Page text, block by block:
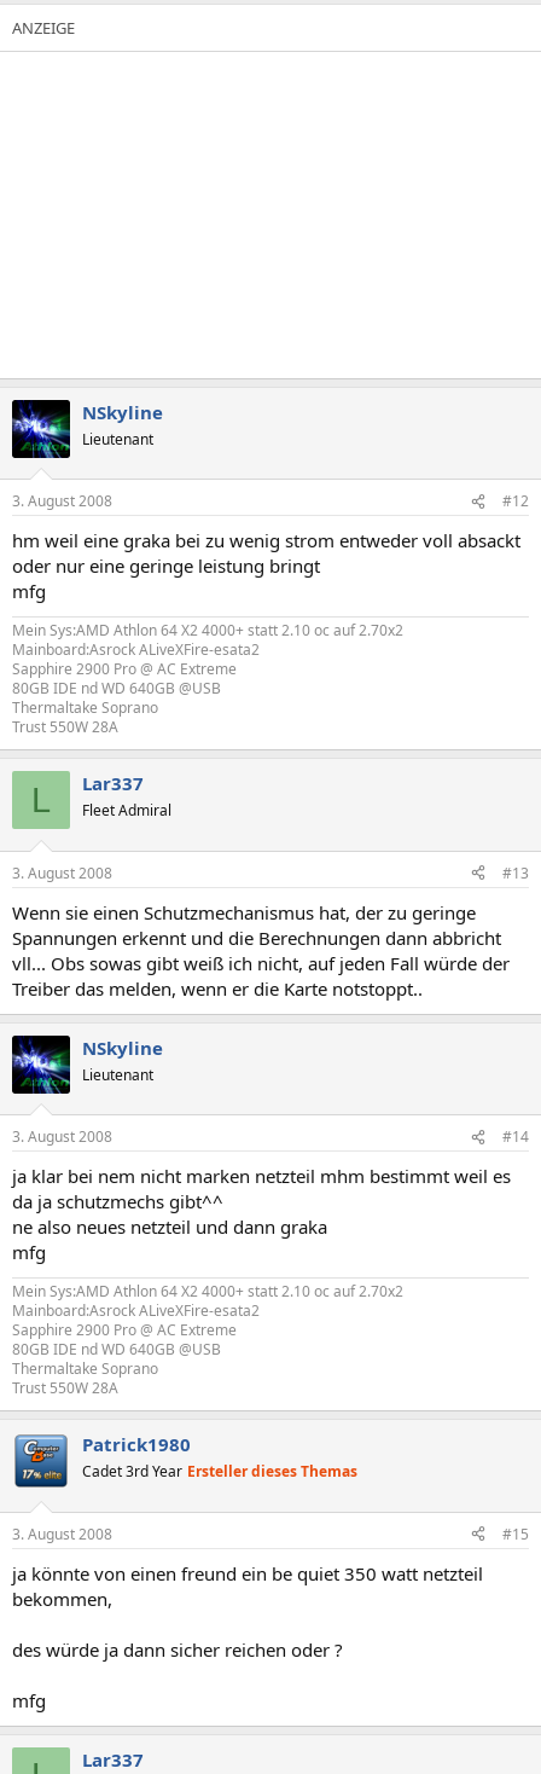
NSkyline
Lieutenant
3. August 2008 #12
hm weil eine graka bei zu wenig strom entweder voll absackt
oder nur eine geringe leistung bringt
mfg
Mein Sys:AMD Athlon 64 X2 4000+ statt 2.10 oc auf 2.70x2
Mainboard:Asrock ALiveXFire-esata2
Sapphire 2900 Pro @ AC Extreme
80GB IDE nd WD 640GB @USB
Thermaltake Soprano
Trust 550W 28A
L Lar337
Fleet Admiral
3. August 2008 #13
Wenn sie einen Schutzmechanismus hat, der zu geringe
Spannungen erkennt und die Berechnungen dann abbricht
vll... Obs sowas gibt weiß ich nicht, auf jeden Fall würde der
Treiber das melden, wenn er die Karte notstoppt..
NSkyline
Lieutenant
3. August 2008 #14
ja klar bei nem nicht marken netzteil mhm bestimmt weil es
da ja schutzmechs gibt^^
ne also neues netzteil und dann graka
mfg
Mein Sys:AMD Athlon 64 X2 4000+ statt 2.10 oc auf 2.70x2
Mainboard:Asrock ALiveXFire-esata2
Sapphire 2900 Pro @ AC Extreme
80GB IDE nd WD 640GB @USB
Thermaltake Soprano
Trust 550W 28A
Patrick1980
Cadet 3rd Year Ersteller dieses Themas
3. August 2008 #15
ja könnte von einen freund ein be quiet 350 watt netzteil
bekommen,
des würde ja dann sicher reichen oder ?
mfg
Lar337